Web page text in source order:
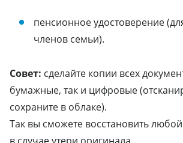
пенсионное удостоверение
членов семьи).
Совет: сделайте копии всех
бумажные, так и цифровые
сохраните в облаке).
Так вы сможете восстановить